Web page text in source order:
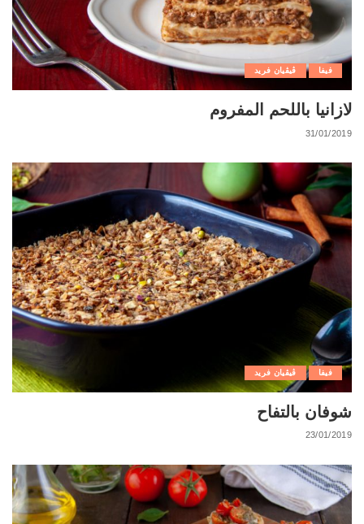
فيفا ڨيڨيان فريد
لازانيا باللحم المفروم
31/01/2019
فيفا ڨيڨيان فريد
شوفان بالتفاح
23/01/2019